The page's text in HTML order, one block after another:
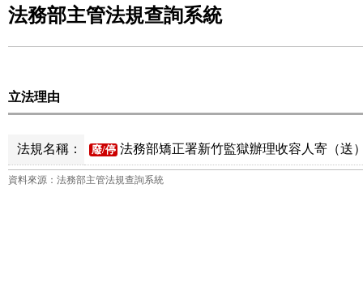
法務部主管法規查詢系統
立法理由
法規名稱： 廢/停 法務部矯正署新竹監獄辦理收容人寄（送
資料來源：法務部主管法規查詢系統